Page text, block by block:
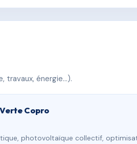
travaux, énergie…).
Copro
photovoltaïque collectif,